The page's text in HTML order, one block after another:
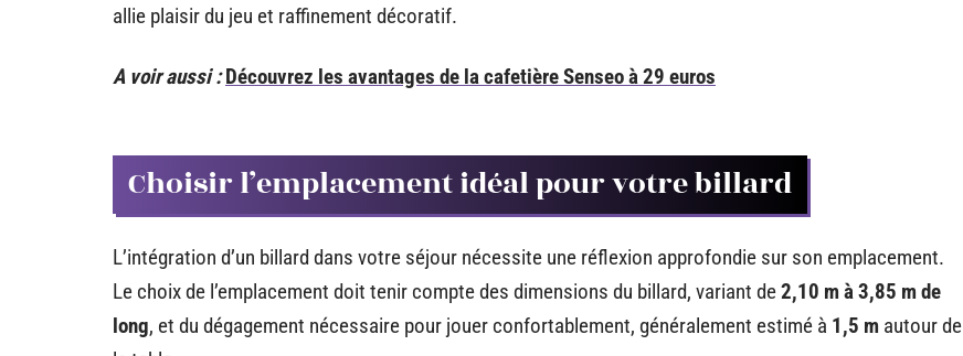
allie plaisir du jeu et raffinement décoratif.
A voir aussi : Découvrez les avantages de la cafetière Senseo à 29 euros
Choisir l’emplacement idéal pour votre billard
L’intégration d’un billard dans votre séjour nécessite une réflexion approfondie sur son emplacement.
Le choix de l’emplacement doit tenir compte des dimensions du billard, variant de2,10 m à 3,85 m de
long, et du dégagement nécessaire pour jouer confortablement, généralement estimé à 1,5 m autour de